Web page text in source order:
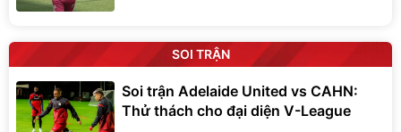
SOI TRẬN
Soi trận Adelaide United vs CAHN:
Thử thách cho đại diện V-League